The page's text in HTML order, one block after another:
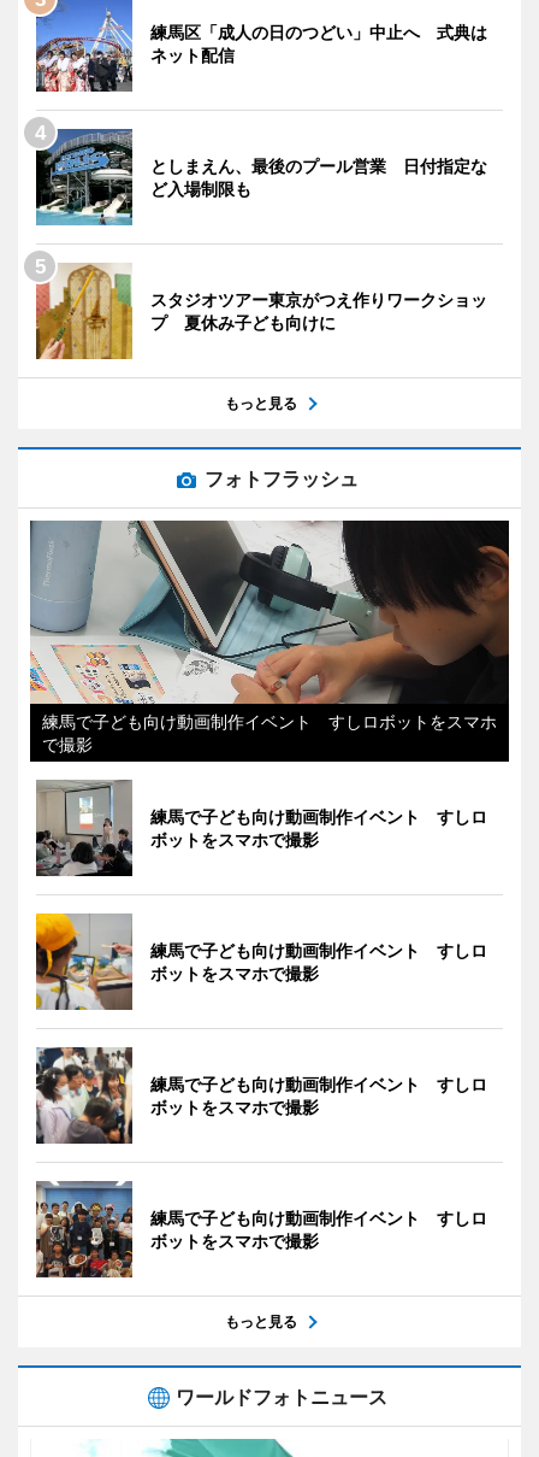
練馬区「成人の日のつどい」中止へ 式典は
ネット配信
としまえん、最後のプール営業 日付指定な
ど入場制限も
スタジオツアー東京がつえ作りワークショッ
プ 夏休み子ども向けに
もっと見る
フォトフラッシュ
練馬で子ども向け動画制作イベント すしロボットをスマホ
で撮影
練馬で子ども向け動画制作イベント すしロ
ボットをスマホで撮影
練馬で子ども向け動画制作イベント すしロ
ボットをスマホで撮影
練馬で子ども向け動画制作イベント すしロ
ボットをスマホで撮影
練馬で子ども向け動画制作イベント すしロ
ボットをスマホで撮影
もっと見る
ワールドフォトニュース